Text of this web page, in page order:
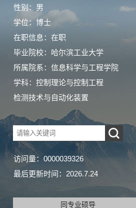
性别：男
学位：博士
在职信息：在职
毕业院校：哈尔滨工业大学
所属院系：信息科学与工程学院
学科：控制理论与控制工程
检测技术与自动化装置
访问量： 0000039326
最后更新时间： 2026.7.24
同专业硕导